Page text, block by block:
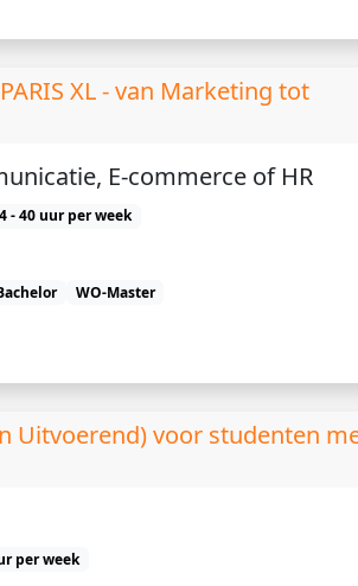
XL - van Marketing tot
E-commerce of HR
- 40 uur per week
WO-Master
Uitvoerend) voor studenten
per week